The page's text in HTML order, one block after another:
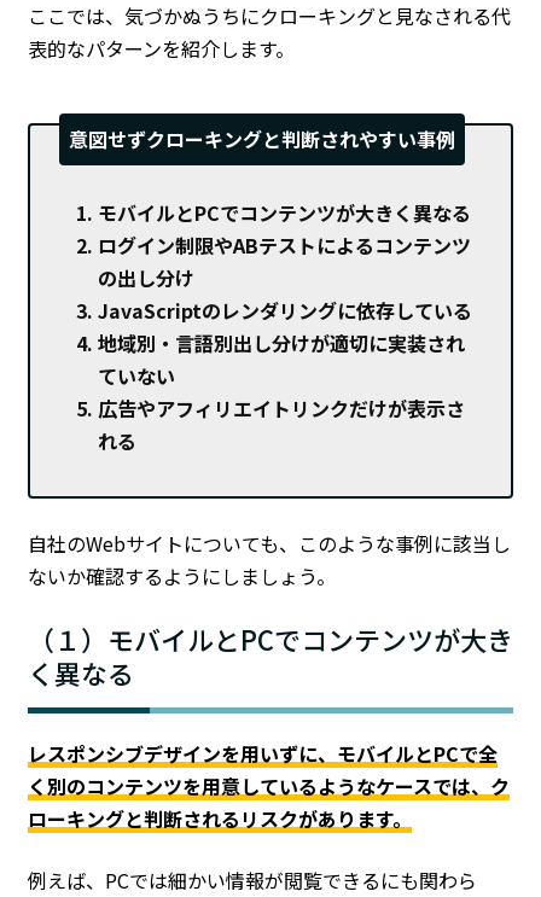
ここでは、気づかぬうちにクローキングと見なされる代
表的なパターンを紹介します。
意図せずクローキングと判断されやすい事例
モバイルとPCでコンテンツが大きく異なる
ログイン制限やABテストによるコンテンツ
の出し分け
JavaScriptのレンダリングに依存している
地域別・言語別出し分けが適切に実装され
ていない
広告やアフィリエイトリンクだけが表示さ
れる
自社のWebサイトについても、このような事例に該当し
ないか確認するようにしましょう。
（１）モバイルとPCでコンテンツが大き
く異なる
レスポンシブデザインを用いずに、モバイルとPCで全
く別のコンテンツを用意しているようなケースでは、ク
ローキングと判断されるリスクがあります。
例えば、PCでは細かい情報が閲覧できるにも関わら